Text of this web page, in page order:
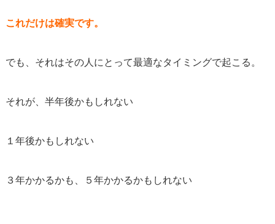
これだけは確実です。
でも、それはその人にとって最適なタイミングで起こる。
それが、半年後かもしれない
１年後かもしれない
３年かかるかも、５年かかるかもしれない